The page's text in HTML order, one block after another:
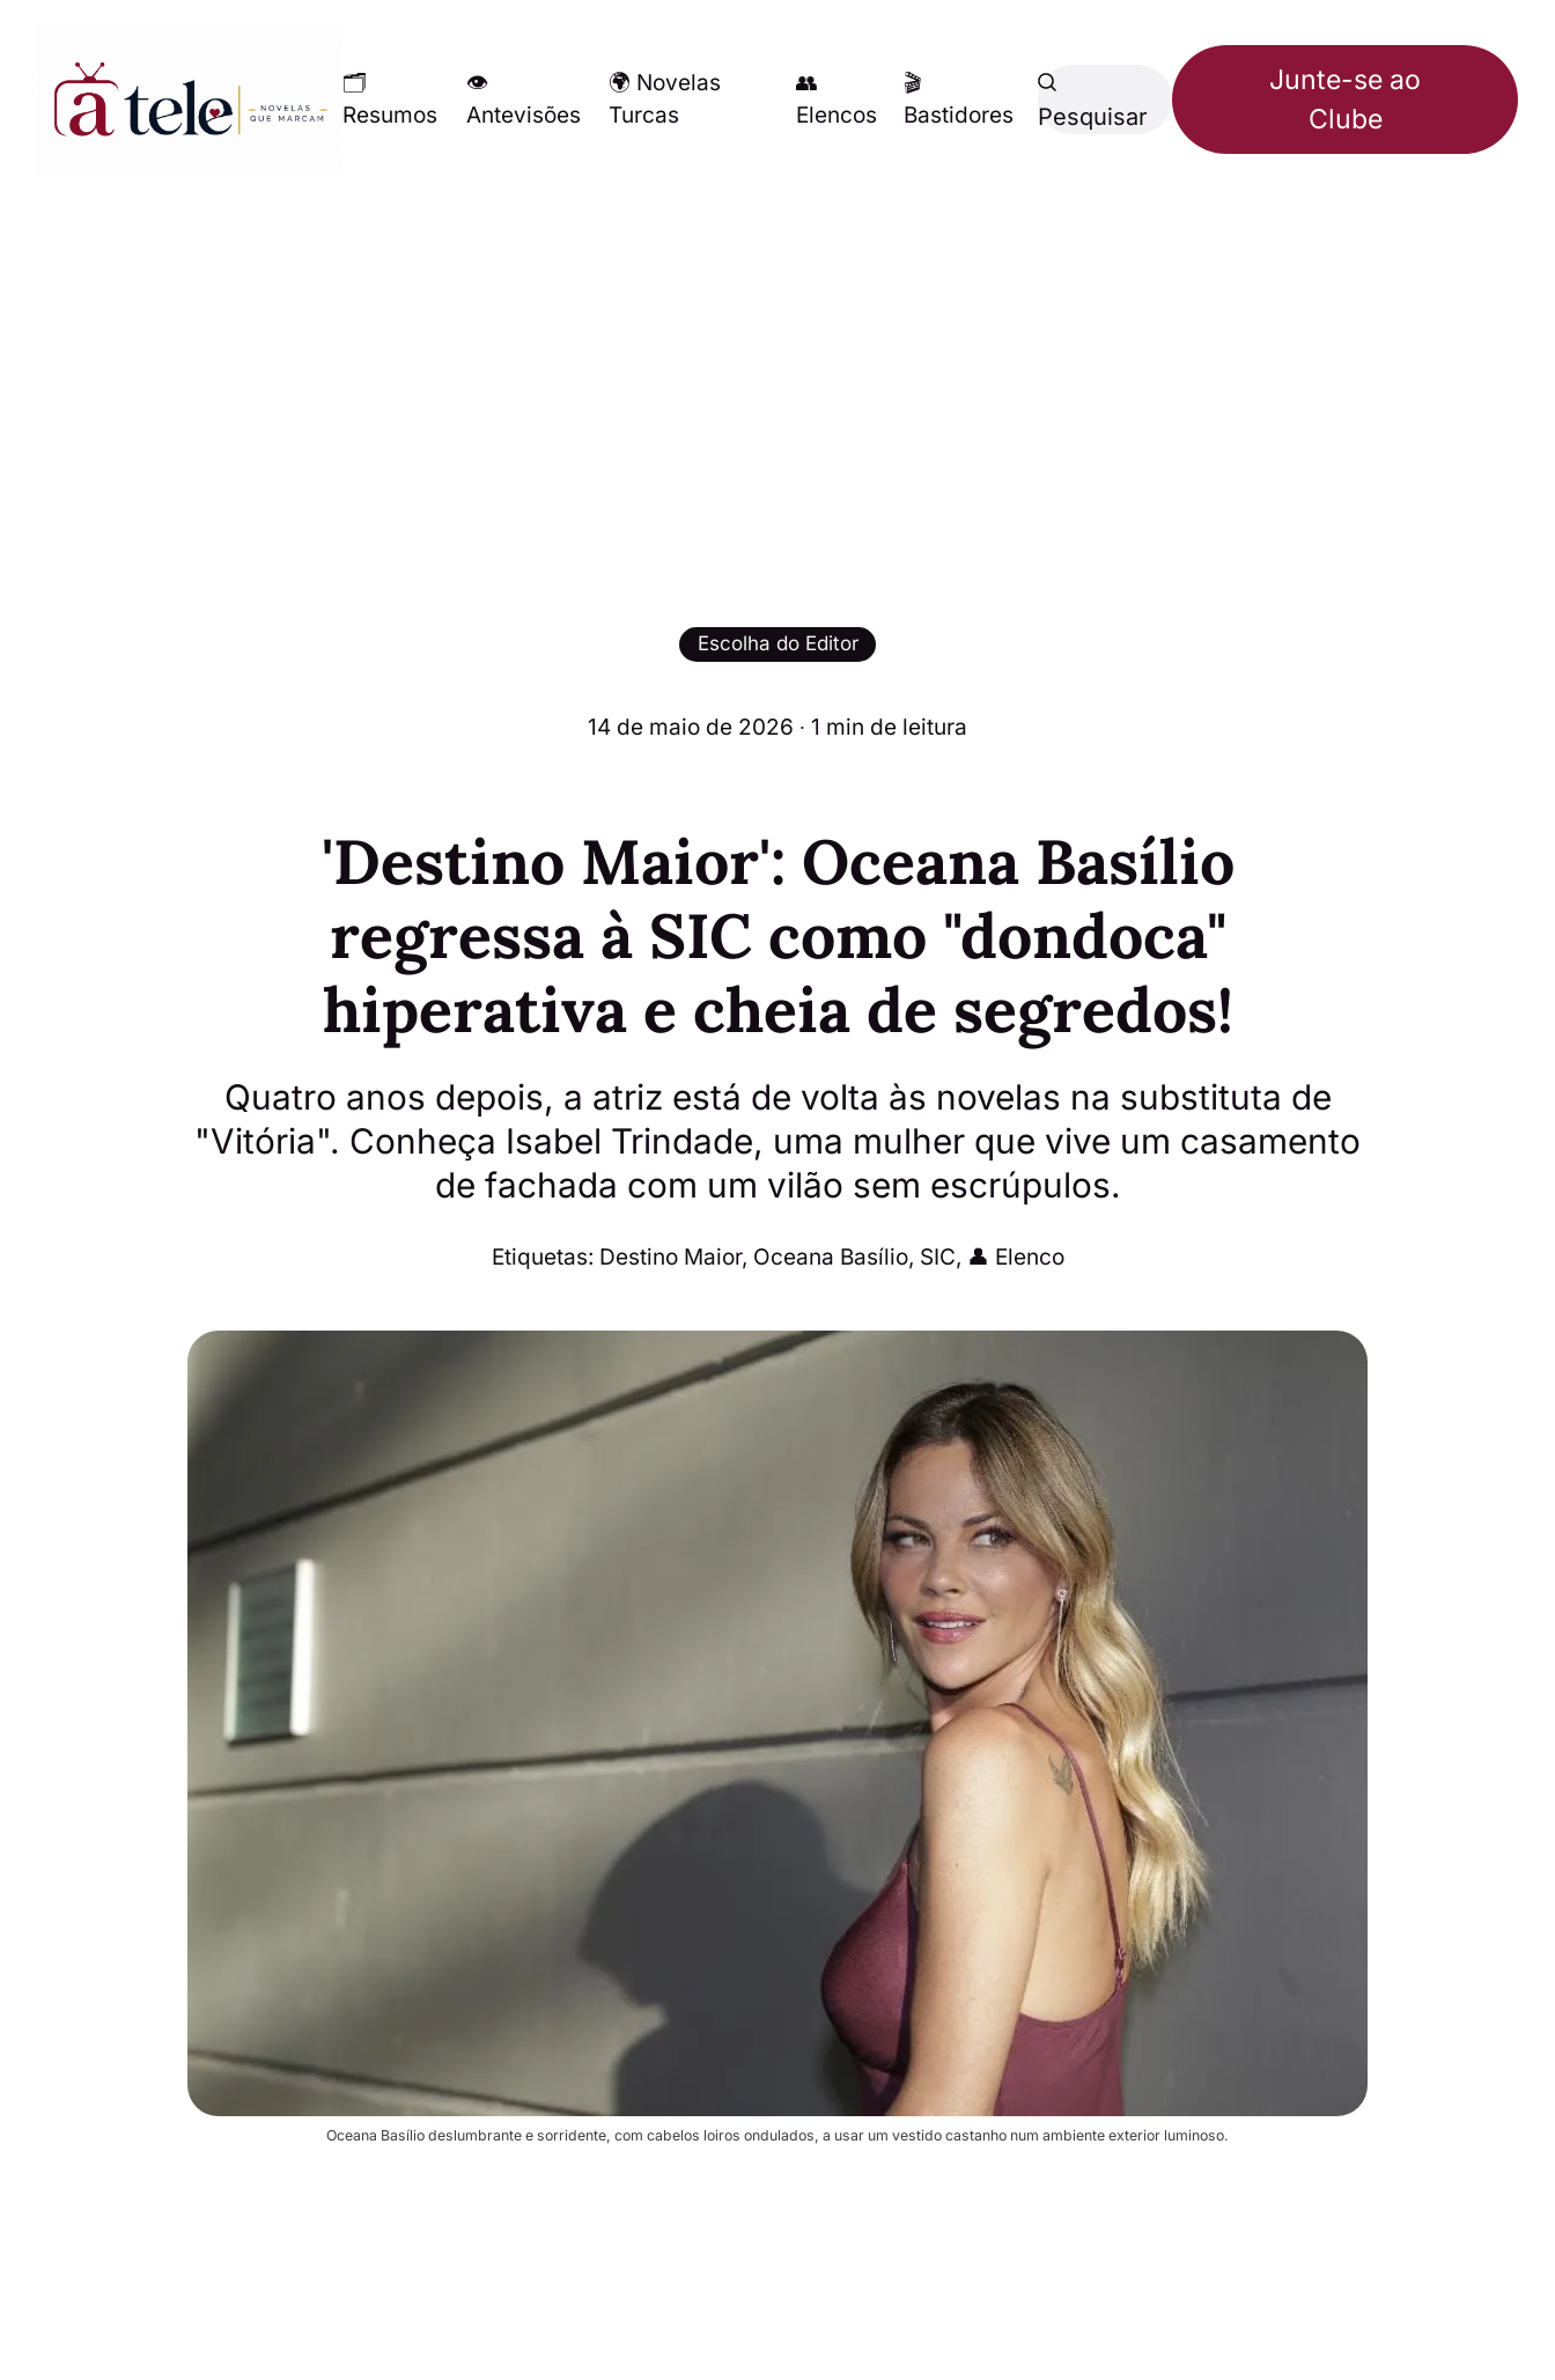
🗂
Resumos
👁
Antevisões
🌍 Novelas
Turcas
👥
Elencos
🎬
Bastidores
Pesquisar
Junte-se ao
Clube
Escolha do Editor
14 de maio de 2026 ∙ 1 min de leitura
'Destino Maior': Oceana Basílio
regressa à SIC como "dondoca"
hiperativa e cheia de segredos!
Quatro anos depois, a atriz está de volta às novelas na substituta de
"Vitória". Conheça Isabel Trindade, uma mulher que vive um casamento
de fachada com um vilão sem escrúpulos.
Etiquetas: Destino Maior, Oceana Basílio, SIC, 👤 Elenco
Oceana Basílio deslumbrante e sorridente, com cabelos loiros ondulados, a usar um vestido castanho num ambiente exterior luminoso.